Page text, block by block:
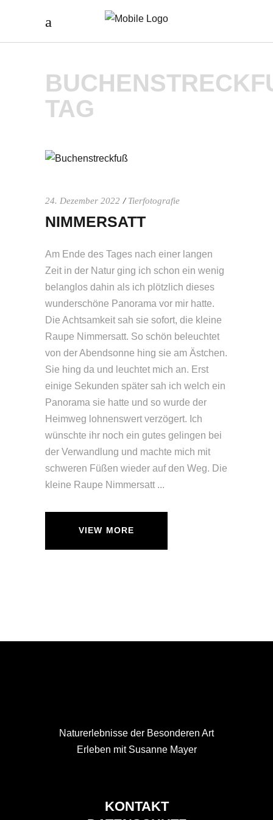
AG
24. Dezember 2022 Tierfotografie
NIMMERSATT
Am Ende des Tages nach einer langen
Zeit in der Natur ging ich schon ein wenig
belanglos dahin als ich plötzlich dieses
wunderschöne Panorama vor mir hatte.
Die Achtsamkeit sah sie sofort, die kleine
Raupe Nimmersatt. So schön beleuchtet
von der Abendsonne hing sie am Ästchen.
Sie hing da und leuchtet mich an. Erst
einige Sekunden später sah ich welch ein
Panorama sie hatte und so wurde der
Heimweg lohnenswert verzögert. Ich
wünschte ihr noch ein gutes gelingen bei
der Verwandlung und machte mich mit
schweren Füßen wieder auf den Weg. Die
kleine Raupe Nimmersatt
VIEW MORE
Naturerlebnisse der Besonderen Art
Erleben mit Susanne Mayer
KONTAKT